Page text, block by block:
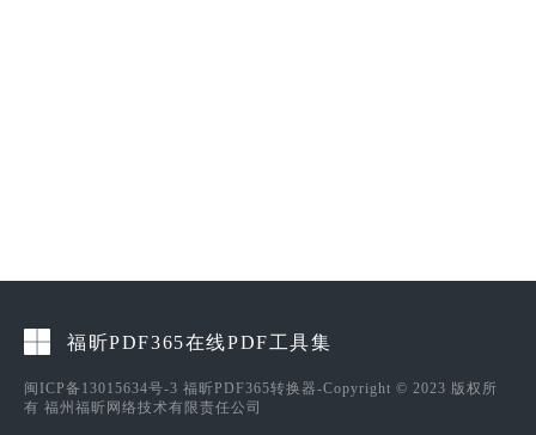
福昕PDF365在线PDF工具集
闽ICP备13015634号-3 福昕PDF365转换器-Copyright © 2023 版权所
有 福州福昕网络技术有限责任公司